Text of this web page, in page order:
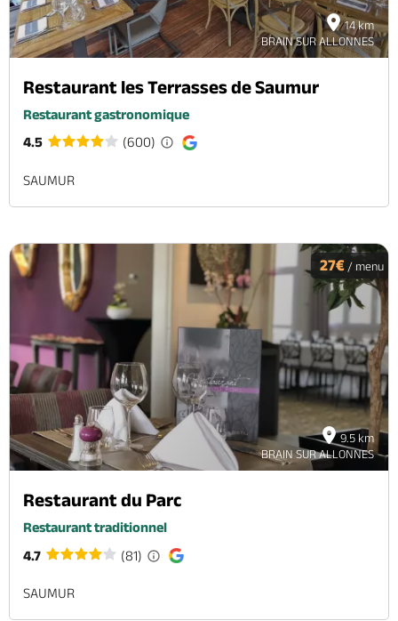
14 km
BRAIN SUR ALLONNES
Restaurant les Terrasses de Saumur
Restaurant gastronomique
4.5
(600)
SAUMUR
9.5 km
BRAIN SUR ALLONNES
27€ / menu
Restaurant du Parc
Restaurant traditionnel
4.7
(81)
SAUMUR